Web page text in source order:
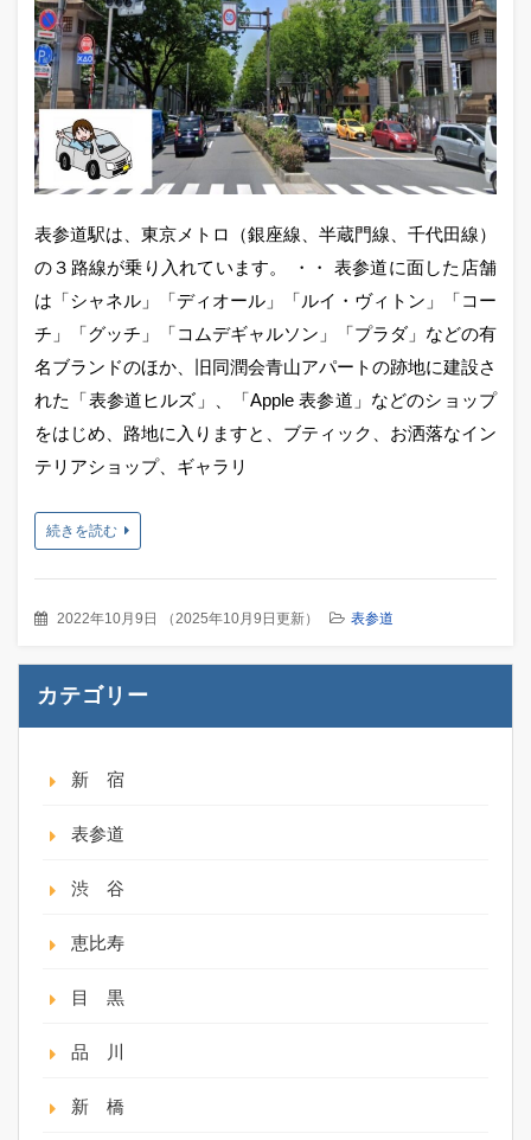
表参道駅は、東京メトロ（銀座線、半蔵門線、千代田線）
の３路線が乗り入れています。 ・・ 表参道に面した店舗
は「シャネル」「ディオール」「ルイ・ヴィトン」「コー
チ」「グッチ」「コムデギャルソン」「プラダ」などの有
名ブランドのほか、旧同潤会青山アパートの跡地に建設さ
れた「表参道ヒルズ」、「Apple 表参道」などのショップ
をはじめ、路地に入りますと、ブティック、お洒落なイン
テリアショップ、ギャラリ
続きを読む
2022年10月9日 （2025年10月9日更新） 表参道
カテゴリー
新 宿
表参道
渋 谷
恵比寿
目 黒
品 川
新 橋